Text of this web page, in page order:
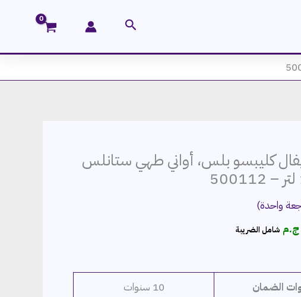
البحث
كليبسو بلس، أواني طهي ستانلس
واحدة)
ج.مالسعر
شامل الضريبة
الضمان 10 سنوات